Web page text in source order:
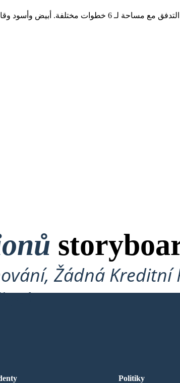
قوالب ورقة عمل مخطط التدفق مع مساحة
Žádná Kreditní
Politiky